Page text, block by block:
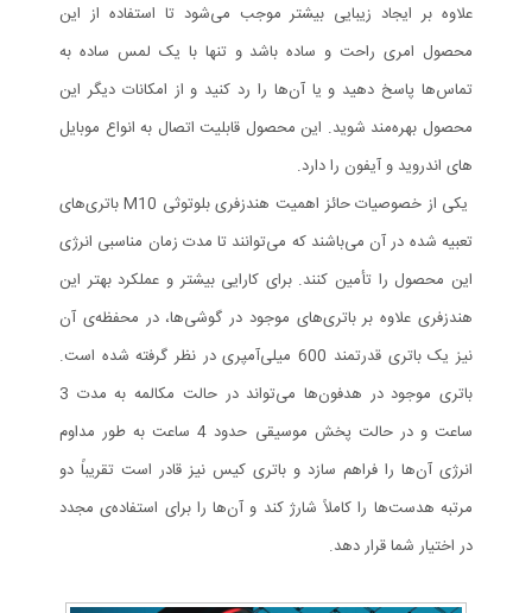
علاوه بر ایجاد زیبایی بیشتر موجب می‌شود تا استفاده از این
محصول امری راحت و ساده باشد و تنها با یک لمس ساده به
تماس‌ها پاسخ دهید و یا آن‌ها را رد کنید و از امکانات دیگر این
محصول بهره‌مند شوید. این محصول قابلیت اتصال به انواع موبایل
های اندروید و آیفون را دارد.
یکی از خصوصیات حائز اهمیت هندزفری بلوتوثی M10 باتری‌های
تعبیه شده در آن می‌باشند که می‌توانند تا مدت زمان مناسبی انرژی
این محصول را تأمین کنند. برای کارایی بیشتر و عملکرد بهتر این
هندزفری علاوه بر باتری‌های موجود در گوشی‌ها، در محفظه‌ی آن
نیز یک باتری قدرتمند 600 میلی‌آمپری در نظر گرفته شده است.
باتری‌ موجود در هدفون‌ها می‌تواند در حالت مکالمه به مدت 3
ساعت و در حالت پخش موسیقی حدود 4 ساعت به طور مداوم
انرژی آن‌ها را فراهم سازد و باتری کیس نیز قادر است تقریباً دو
مرتبه هدست‌ها را کاملاً شارژ کند و آن‌ها را برای استفاده‌ی مجدد
در اختیار شما قرار دهد.